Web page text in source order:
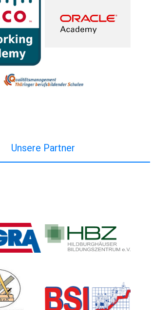
Unsere Partner